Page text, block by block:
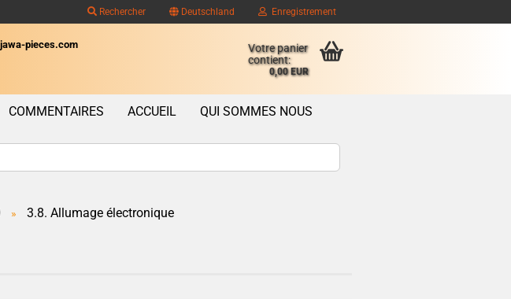
Rechercher Deutschland
Wohnort
Enregistrement
pieces.com
Votre panier
contient:
0,00 EUR
COMMENTAIRES ACCUEIL QUI SOMMES NOUS
» 3.8. Allumage électronique